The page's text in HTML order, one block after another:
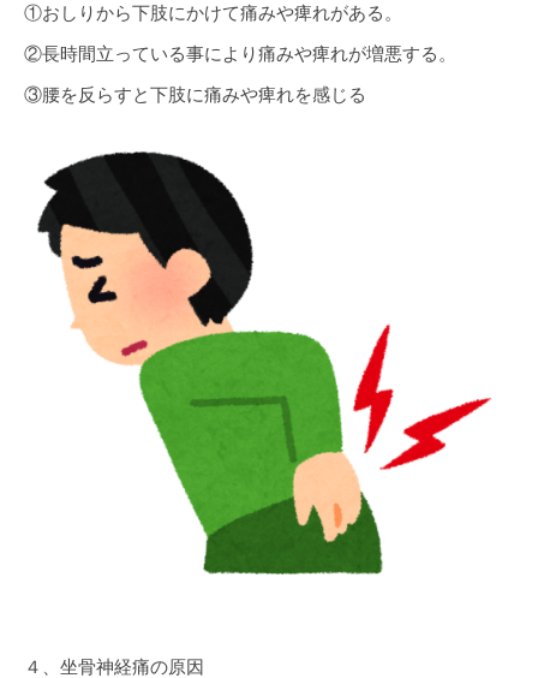
①おしりから下肢にかけて痛みや痺れがある。
②長時間立っている事により痛みや痺れが増悪する。
③腰を反らすと下肢に痛みや痺れを感じる
４、坐骨神経痛の原因